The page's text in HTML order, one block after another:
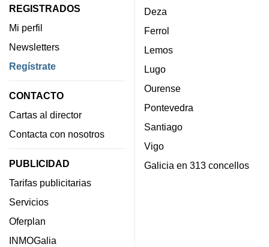
REGISTRADOS
Mi perfil
Newsletters
Regístrate
CONTACTO
Cartas al director
Contacta con nosotros
PUBLICIDAD
Tarifas publicitarias
Servicios
Oferplan
INMOGalia
Deza
Ferrol
Lemos
Lugo
Ourense
Pontevedra
Santiago
Vigo
Galicia en 313 concellos